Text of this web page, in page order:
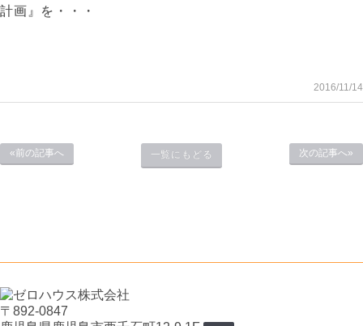
計画』を・・・
2016/11/14
«前の記事へ 次の記事へ»
一覧にもどる
〒892-0847